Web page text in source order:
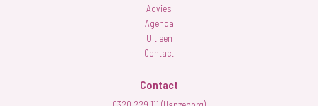
Advies
Agenda
Uitleen
Contact
Contact